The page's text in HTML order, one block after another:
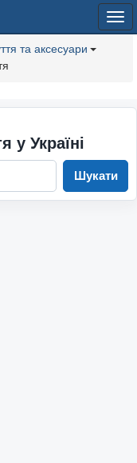
та аксесуари
у Україні
Шукати